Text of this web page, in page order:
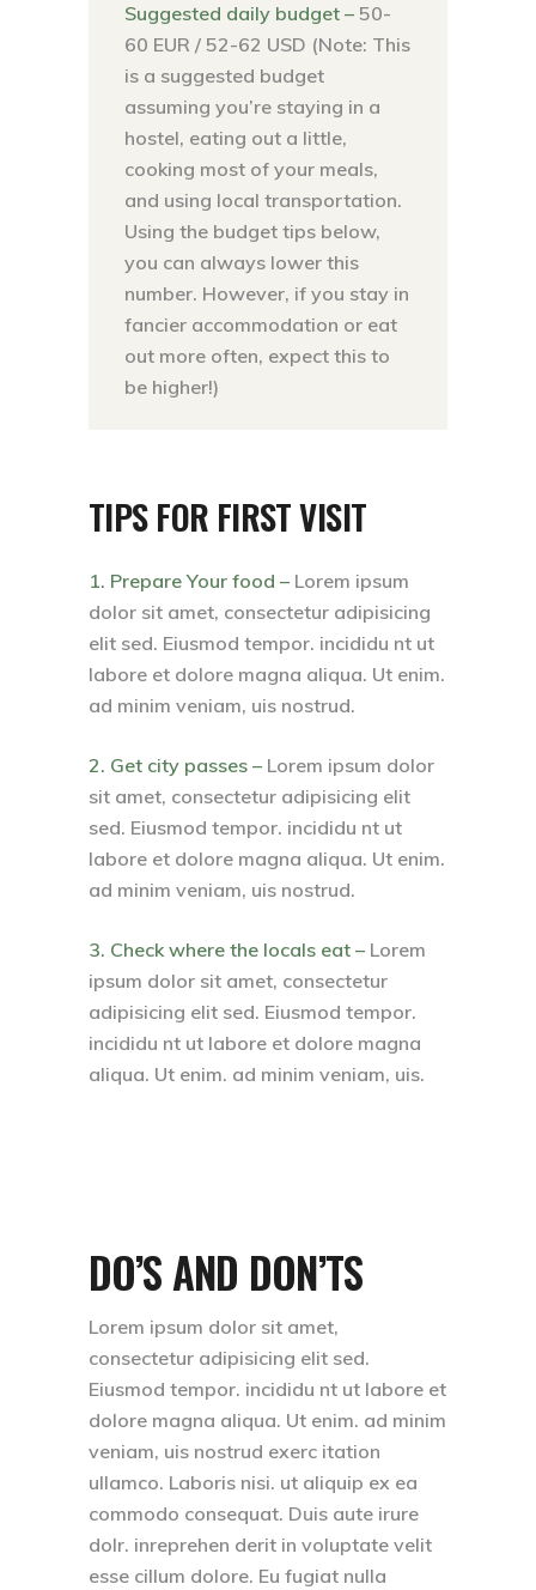
Suggested daily budget – 50-
60 EUR / 52-62 USD (Note: This
is a suggested budget
assuming you’re staying in a
hostel, eating out a little,
cooking most of your meals,
and using local transportation.
Using the budget tips below,
you can always lower this
number. However, if you stay in
fancier accommodation or eat
out more often, expect this to
be higher!)
TIPS FOR FIRST VISIT
1. Prepare Your food – Lorem ipsum
dolor sit amet, consectetur adipisicing
elit sed. Eiusmod tempor. incididu nt ut
labore et dolore magna aliqua. Ut enim.
ad minim veniam, uis nostrud.
2. Get city passes – Lorem ipsum dolor
sit amet, consectetur adipisicing elit
sed. Eiusmod tempor. incididu nt ut
labore et dolore magna aliqua. Ut enim.
ad minim veniam, uis nostrud.
3. Check where the locals eat – Lorem
ipsum dolor sit amet, consectetur
adipisicing elit sed. Eiusmod tempor.
incididu nt ut labore et dolore magna
aliqua. Ut enim. ad minim veniam, uis.
DO’S AND DON’TS
Lorem ipsum dolor sit amet,
consectetur adipisicing elit sed.
Eiusmod tempor. incididu nt ut labore et
dolore magna aliqua. Ut enim. ad minim
veniam, uis nostrud exerc itation
ullamco. Laboris nisi. ut aliquip ex ea
commodo consequat. Duis aute irure
dolr. inreprehen derit in voluptate velit
esse cillum dolore. Eu fugiat nulla